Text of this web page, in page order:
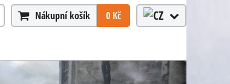
Nákupní košík 0 Kč